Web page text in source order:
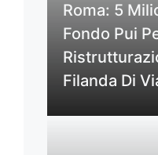
Roma: 5
Fondo Pui
Filanda Di